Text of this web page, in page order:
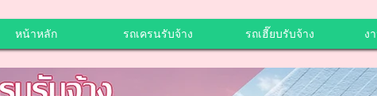
หน้าหลัก รถเครนรับจ้าง รถเฮี๊ยบรับจ้าง ง